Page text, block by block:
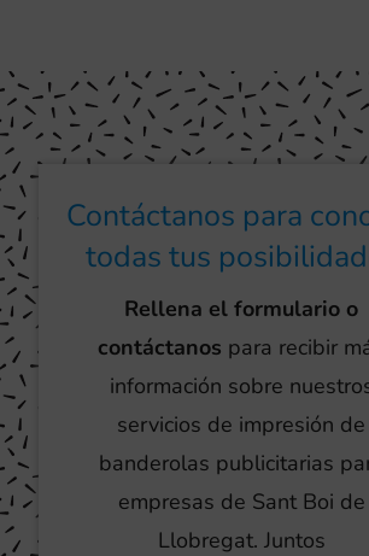
Contáctanos para
todas tus
Rellena el formulario o
contáctanos para recibir
información sobre
servicios de impresión de
banderolas publicitarias
empresas de Sant Boi de
Llobregat. Juntos